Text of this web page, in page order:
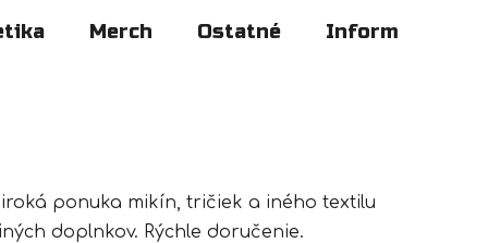
KOŠÍK
Merch Ostatné Informácie
ponuka mikín, tričiek a iného textilu
doplnkov. Rýchle doručenie.